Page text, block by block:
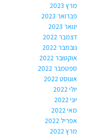
מרץ 2023
פברואר 2023
ינואר 2023
דצמבר 2022
נובמבר 2022
אוקטובר 2022
ספטמבר 2022
אוגוסט 2022
יולי 2022
יוני 2022
מאי 2022
אפריל 2022
מרץ 2022